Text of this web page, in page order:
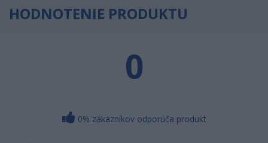
HODNOTENIE PRODUKTU
0
0% zákazníkov odporúča produkt